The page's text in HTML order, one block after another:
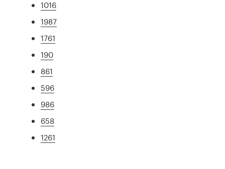
1016
1987
1761
190
861
596
986
658
1261